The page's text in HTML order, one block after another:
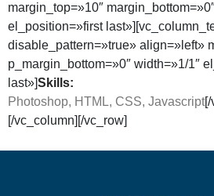
margin_top=»10″
el_position=»first
disable_pattern=»true» align=»left»
p_margin_bottom=»0″ width=»1/1″
last»]Skills:
Photoshop, HTML, CSS, Javascript[/
[/vc_column][/vc_row]